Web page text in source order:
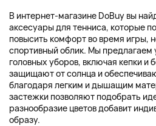
В интернет-магазине DoBuy вы
аксесуары для тенниса, которые
повысить комфорт во время игры,
спортивный облик. Мы предлагаем
головных уборов, включая кепки и
защищают от солнца и
благодаря легким и дышащим
застежки позволяют подобрать
разнообразие цветов добавит
образу.